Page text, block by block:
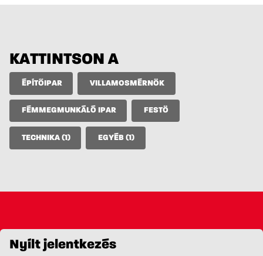
KATTINTSON A
ÉPÍTŐIPAR VILLAMOSMÉRNÖK
FÉMMEGMUNKÁLÓ IPAR FESTÖ
TECHNIKA (1) EGYÉB (1)
Nyílt jelentkezés